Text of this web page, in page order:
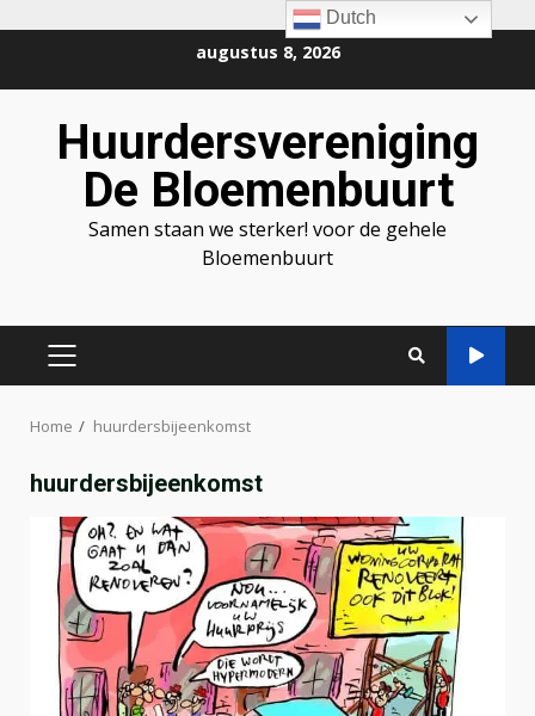
inhoud
augustus 8, 2026
Huurdersvereniging
De Bloemenbuurt
Samen staan we sterker! voor de gehele
Bloemenbuurt
PRIMAIR
Home huurdersbijeenkomst
huurdersbijeenkomst
Dutch